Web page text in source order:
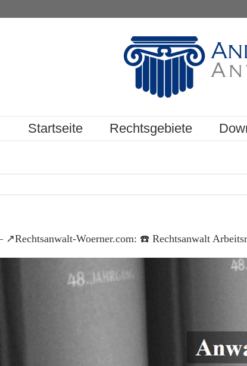
Startseite Rechtsgebiete
↗️Rechtsanwalt-Woerner.com: ☎️ Rechtsanwalt